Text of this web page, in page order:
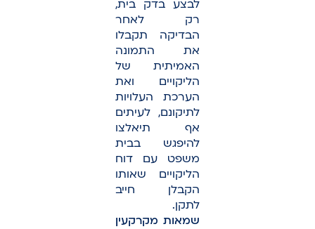
לבצע בדק בית,
רק לאחר
הבדיקה תקבלו
את התמונה
האמיתית של
הליקויים ואת
הערכת העלויות
לתיקונם, לעיתים
אף תיאלצו
להיפגש בבית
משפט עם דוח
הליקויים שאותו
הקבלן חייב
לתקן.
שמאות מקרקעין